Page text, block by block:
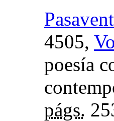
4505,
poesía
págs.